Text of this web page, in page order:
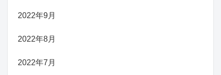
2022年9月
2022年8月
2022年7月